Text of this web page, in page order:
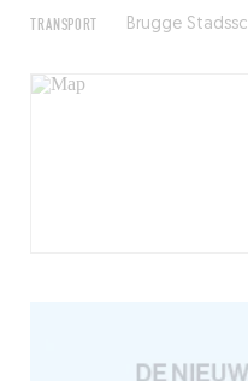
TRANSPORT Brugge